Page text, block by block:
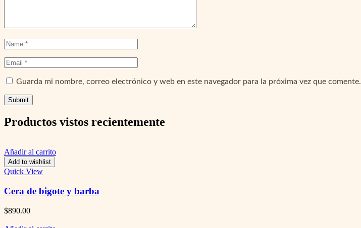
Guarda mi nombre, correo electrónico y web en este navegador para la próxima vez que comente.
Productos vistos recientemente
Añadir al carrito
Add to wishlist
Quick View
Cera de bigote y barba
$890.00